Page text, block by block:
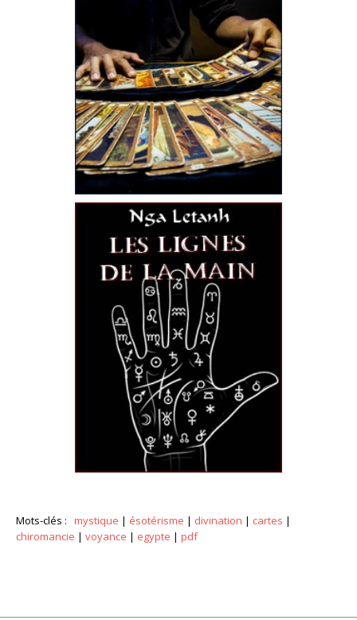
Mots-clés : mystique | ésotérisme | divination | cartes |
chiromancie | voyance | egypte | pdf